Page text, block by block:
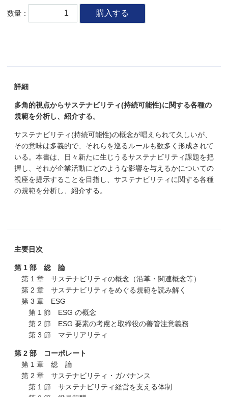
数量： 購入する
詳細
多角的視点からサステナビリティ(持続可能性)に関する各種の
規範を分析し、紹介する。
サステナビリティ(持続可能性)の概念が唱えられて久しいが、
その意味は多義的で、それらを巡るルールも数多く形成されて
いる。本書は、日々新たに生じうるサステナビリティ課題を把
握し、それが企業活動にどのような影響を与えるかについての
視座を提示することを目指し、サステナビリティに関する各種
の規範を分析し、紹介する。
主要目次
第 1 部 総 論
第 1 章 サステナビリティの概念（沿革・関連概念等）
第 2 章 サステナビリティをめぐる規範を読み解く
第 3 章 ESG
第 1 節 ESG の概念
第 2 節 ESG 要素の考慮と取締役の善管注意義務
第 3 節 マテリアリティ
第 2 部 コーポレート
第 1 章 総 論
第 2 章 サステナビリティ・ガバナンス
第 1 節 サステナビリティ経営を支える体制